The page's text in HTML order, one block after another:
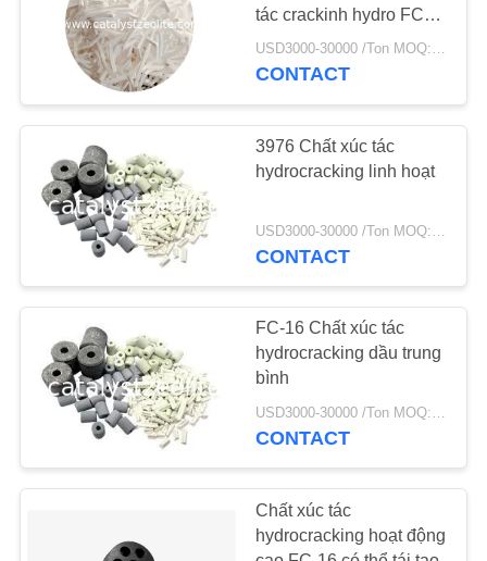
KIỂM
SOÁT
CHẤT
LƯỢNG
HỆ
CHÚNG
TÔI
tác crackinh hydro FC-
20
USD3000-30000 /Ton MOQ:1 kg
CONTACT
3976 Chất xúc tác
hydrocracking linh hoạt
CONTACT
FC-16 Chất xúc tác
hydrocracking dầu trung
bình
USD3000-30000 /Ton MOQ:1 kg
CONTACT
Chất xúc tác
hydrocracking hoạt động